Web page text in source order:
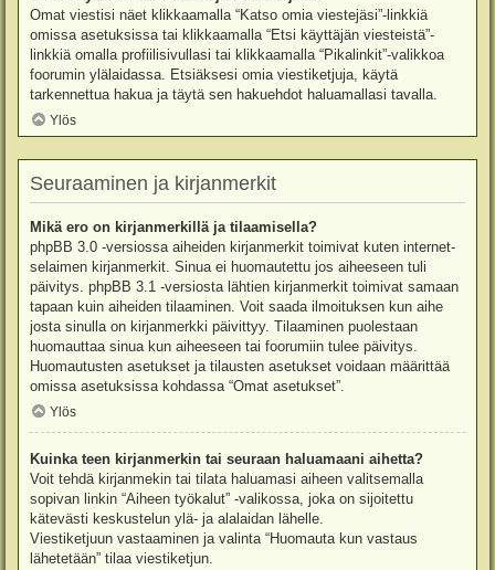
Omat viestisi näet klikkaamalla “Katso omia viestejäsi”-linkkiä
omissa asetuksissa tai klikkaamalla “Etsi käyttäjän viesteistä”-
linkkiä omalla profiilisivullasi tai klikkaamalla “Pikalinkit”-valikkoa
foorumin ylälaidassa. Etsiäksesi omia viestiketjuja, käytä
tarkennettua hakua ja täytä sen hakuehdot haluamallasi tavalla.
Ylös
Seuraaminen ja kirjanmerkit
Mikä ero on kirjanmerkillä ja tilaamisella?
phpBB 3.0 -versiossa aiheiden kirjanmerkit toimivat kuten internet-
selaimen kirjanmerkit. Sinua ei huomautettu jos aiheeseen tuli
päivitys. phpBB 3.1 -versiosta lähtien kirjanmerkit toimivat samaan
tapaan kuin aiheiden tilaaminen. Voit saada ilmoituksen kun aihe
josta sinulla on kirjanmerkki päivittyy. Tilaaminen puolestaan
huomauttaa sinua kun aiheeseen tai foorumiin tulee päivitys.
Huomautusten asetukset ja tilausten asetukset voidaan määrittää
omissa asetuksissa kohdassa “Omat asetukset”.
Ylös
Kuinka teen kirjanmerkin tai seuraan haluamaani aihetta?
Voit tehdä kirjanmekin tai tilata haluamasi aiheen valitsemalla
sopivan linkin “Aiheen työkalut” -valikossa, joka on sijoitettu
kätevästi keskustelun ylä- ja alalaidan lähelle.
Viestiketjuun vastaaminen ja valinta “Huomauta kun vastaus
lähetetään” tilaa viestiketjun.